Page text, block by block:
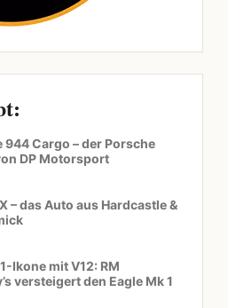
944 Cargo – der Porsche
DP Motorsport
– das Auto aus Hardcastle &
Ikone mit V12: RM
versteigert den Eagle Mk 1